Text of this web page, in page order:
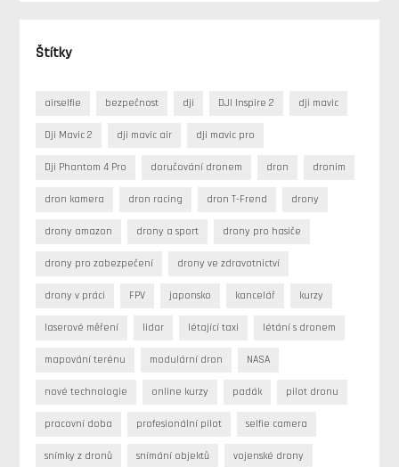
Štítky
airselfie bezpečnost dji DJI Inspire 2 dji mavic
Dji Mavic 2 dji mavic air dji mavic pro
Dji Phantom 4 Pro doručování dronem dron dronim
dron kamera dron racing dron T-Frend drony
drony amazon drony a sport drony pro hasiče
drony pro zabezpečení drony ve zdravotnictví
drony v práci FPV japonsko kancelář kurzy
laserové měření lidar létající taxi létání s dronem
mapování terénu modulární dron NASA
nové technologie online kurzy padák pilot dronu
pracovní doba profesionální pilot selfie camera
snímky z dronů snímání objektů vojenské drony